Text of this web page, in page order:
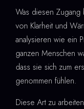
Was diesen
von Klarheit und
analysieren wie ein
ganzen Menschen
dass sie sich zum
genommen fühlen.
Diese Art zu